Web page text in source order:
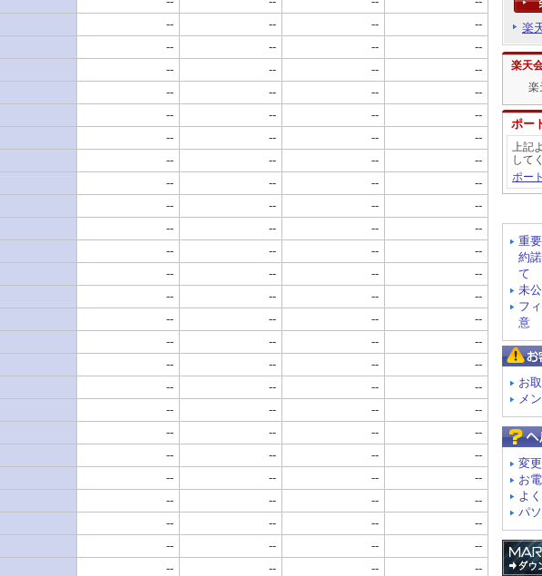
楽
楽天
楽
ポー
上記
して
ポー
重
約
て
未
フ
意
お
メ
変
お
よ
パ